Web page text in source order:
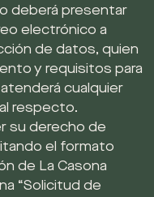
deberá presentar
electrónico a
de datos, quien
y requisitos para
cualquier
respecto.
su derecho de
el formato
de La Casona
“Solicitud de